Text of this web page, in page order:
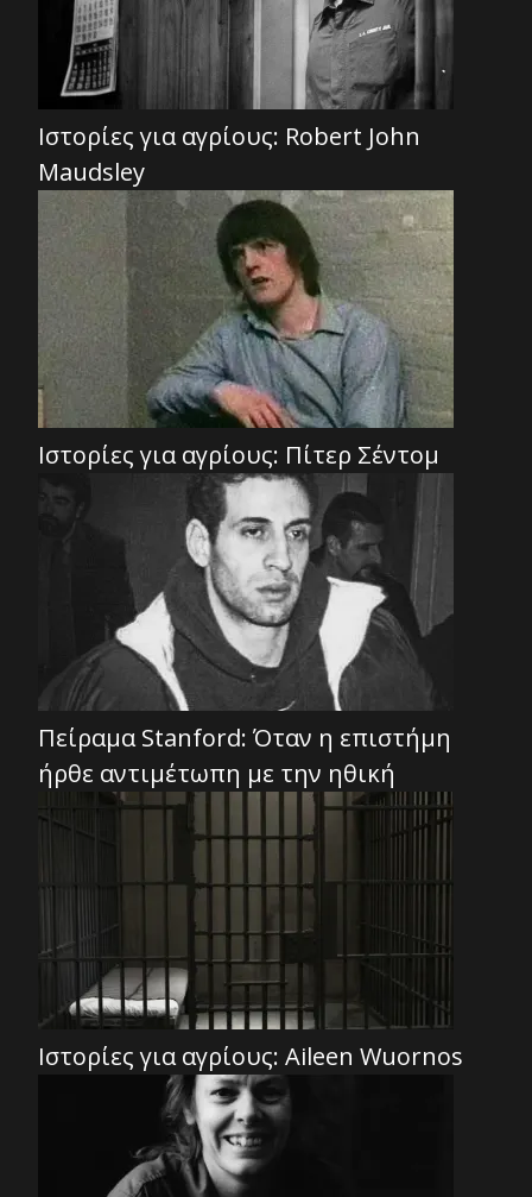
Ιστορίες για αγρίους: Robert John
Maudsley
Ιστορίες για αγρίους: Πίτερ Σέντομ
Πείραμα Stanford: Όταν η επιστήμη
ήρθε αντιμέτωπη με την ηθική
Ιστορίες για αγρίους: Aileen Wuornos